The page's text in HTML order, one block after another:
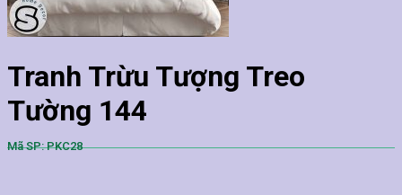
Tranh Trừu Tượng Treo
Tường 144
Mã SP: PKC28